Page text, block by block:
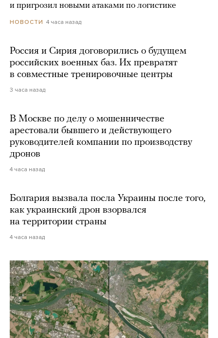
и пригрозил новыми атаками по логистике
НОВОСТИ 4 часа назад
Россия и Сирия договорились о будущем
российских военных баз. Их превратят
в совместные тренировочные центры
3 часа назад
В Москве по делу о мошенничестве
арестовали бывшего и действующего
руководителей компании по производству
дронов
4 часа назад
Болгария вызвала посла Украины после того,
как украинский дрон взорвался
на территории страны
4 часа назад